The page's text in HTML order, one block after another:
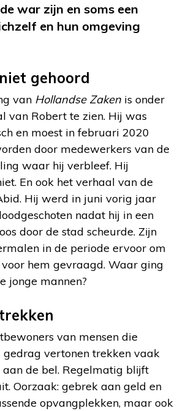
war zijn en soms een
en hun omgeving
gehoord
van Hollandse Zaken is onder
van Robert te zien. Hij was
en moest in februari 2020
door medewerkers van de
waar hij verbleef. Hij
En ook het verhaal van de
Hij werd in juni vorig jaar
nadat hij in een
door de stad scheurde. Zijn
in de periode ervoor om
hem gevraagd. Waar ging
jonge mannen?
van mensen die
vertonen trekken vaak
aan de bel. Regelmatig blijft
Oorzaak: gebrek aan geld en
opvangplekken, maar ook